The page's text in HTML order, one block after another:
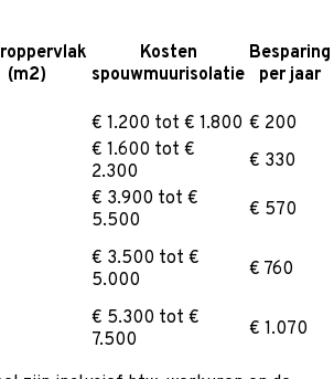
(m2)
Kosten
spouwmuurisolatie
Besparing
per jaar
€ 1.200 tot € 1.800 € 200
€ 1.600 tot €
2.300
€ 330
€ 3.900 tot €
5.500
€ 570
€ 3.500 tot €
5.000
€ 760
€ 5.300 tot €
7.500
€ 1.070